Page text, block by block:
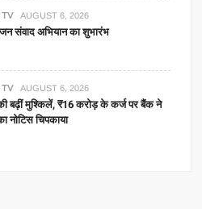
TV AUGUST 6, 2026
संवाद अभियान का शुभारंभ
TV AUGUST 6, 2026
बढ़ीं मुश्किलें, ₹16 करोड़ के कर्ज पर बैंक ने
नोटिस चिपकाया